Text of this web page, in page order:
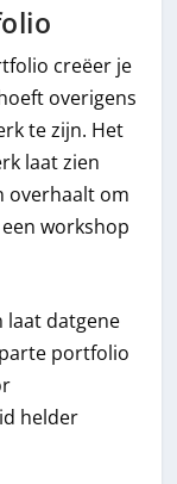
creëer je
overigens
te zijn. Het
laat zien
overhaalt om
workshop
laat datgene
portfolio
helder